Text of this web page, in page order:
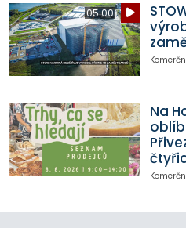
05:00
Na